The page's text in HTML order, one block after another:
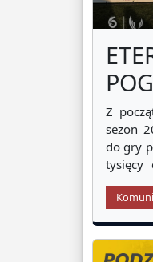
Z
sezon
do gry
tysięcy
Wśród